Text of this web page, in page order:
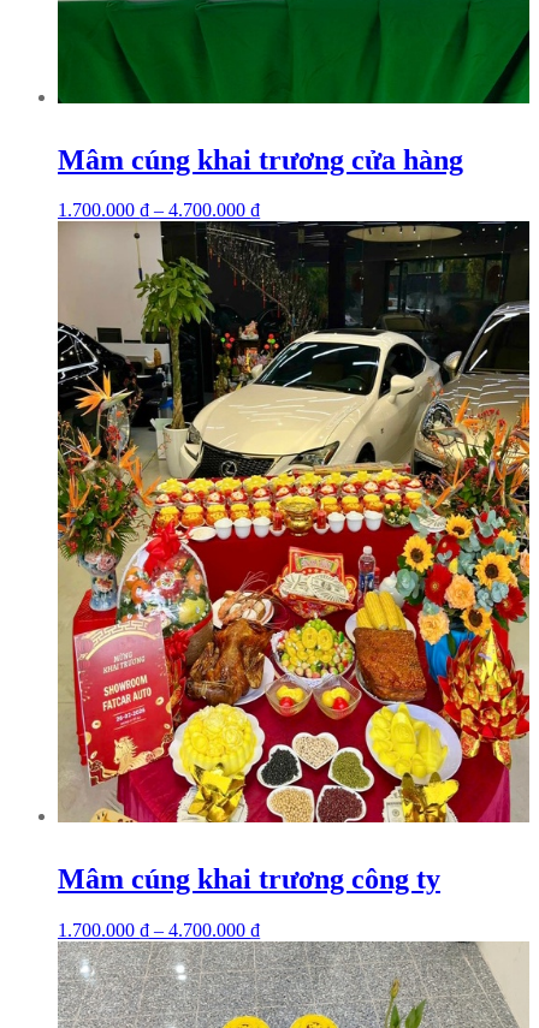
Mâm cúng khai trương cửa hàng
1.700.000 ₫ – 4.700.000 ₫
Mâm cúng khai trương công ty
1.700.000 ₫ – 4.700.000 ₫